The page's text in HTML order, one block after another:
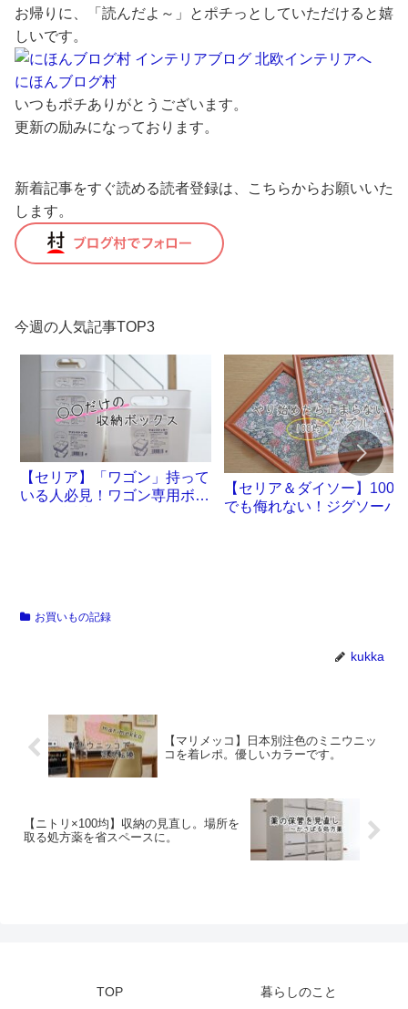
お帰りに、「読んだよ～」とポチっとしていただけると嬉
しいです。
にほんブログ村
いつもポチありがとうございます。
更新の励みになっております。
新着記事をすぐ読める読者登録は、こちらからお願いいた
します。
今週の人気記事TOP3
【セリア】「ワゴン」持って
いる人必見！ワゴン専用ボッ
【セリア＆ダイソー】100円
でも侮れない！ジグソーパ
お買いもの記録
kukka
【マリメッコ】日本別注色のミニウニッ
コを着レポ。優しいカラーです。
【ニトリ×100均】収納の見直し。場所を
取る処方薬を省スペースに。
TOP 暮らしのこと